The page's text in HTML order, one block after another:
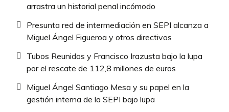
arrastra un historial penal incómodo
Presunta red de intermediación en SEPI alcanza a
Miguel Ángel Figueroa y otros directivos
Tubos Reunidos y Francisco Irazusta bajo la lupa
por el rescate de 112,8 millones de euros
Miguel Ángel Santiago Mesa y su papel en la
gestión interna de la SEPI bajo lupa